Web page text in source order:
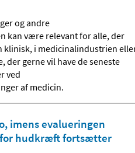
og andre
kan være relevant for alle, der
klinisk, i medicinalindustrien
gerne vil have de seneste
ved
af medicin.
imens evalueringen
for hudkræft fortsætter